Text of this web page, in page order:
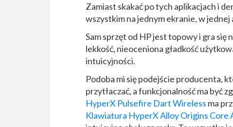
Zamiast skakać po tych aplikacjach i
wszystkim na jednym ekranie, w
Sam sprzęt od HP jest topowy i gra
lekkość, nieoceniona gładkość
intuicyjności.
Podoba mi się podejście producenta,
przytłaczać, a funkcjonalność ma być
HyperX Pulsefire DartWireless ma
Klawiatura HyperX Alloy Origins Core